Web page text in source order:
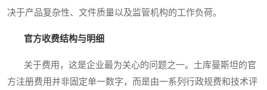
决于产品复杂性、文件质量以及监管机构的工作负荷。
官方收费结构与明细
关于费用，这是企业最为关心的问题之一。土库曼斯坦的官
方注册费用并非固定单一数字，而是由一系列行政规费和技术评